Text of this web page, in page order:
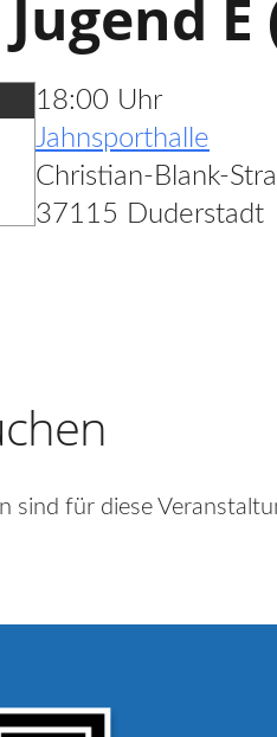
18:00 Uhr
Jahnsporthalle
Christian-Blank-
37115 Duderstadt
sind für diese